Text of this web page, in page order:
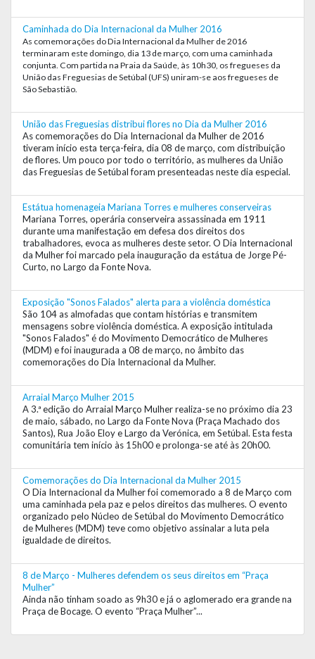
Caminhada do Dia Internacional da Mulher 2016
As comemorações do Dia Internacional da Mulher de 2016
terminaram este domingo, dia 13 de março, com uma caminhada
conjunta. Com partida na Praia da Saúde, às 10h30, os fregueses da
União das Freguesias de Setúbal (UFS) uniram-se aos fregueses de
São Sebastião.
União das Freguesias distribui flores no Dia da Mulher 2016
As comemorações do Dia Internacional da Mulher de 2016
tiveram início esta terça-feira, dia 08 de março, com distribuição
de flores. Um pouco por todo o território, as mulheres da União
das Freguesias de Setúbal foram presenteadas neste dia especial.
Estátua homenageia Mariana Torres e mulheres conserveiras
Mariana Torres, operária conserveira assassinada em 1911
durante uma manifestação em defesa dos direitos dos
trabalhadores, evoca as mulheres deste setor. O Dia Internacional
da Mulher foi marcado pela inauguração da estátua de Jorge Pé-
Curto, no Largo da Fonte Nova.
Exposição "Sonos Falados" alerta para a violência doméstica
São 104 as almofadas que contam histórias e transmitem
mensagens sobre violência doméstica. A exposição intitulada
"Sonos Falados" é do Movimento Democrático de Mulheres
(MDM) e foi inaugurada a 08 de março, no âmbito das
comemorações do Dia Internacional da Mulher.
Arraial Março Mulher 2015
A 3.ª edição do Arraial Março Mulher realiza-se no próximo dia 23
de maio, sábado, no Largo da Fonte Nova (Praça Machado dos
Santos), Rua João Eloy e Largo da Verónica, em Setúbal. Esta festa
comunitária tem início às 15h00 e prolonga-se até às 20h00.
Comemorações do Dia Internacional da Mulher 2015
O Dia Internacional da Mulher foi comemorado a 8 de Março com
uma caminhada pela paz e pelos direitos das mulheres. O evento
organizado pelo Núcleo de Setúbal do Movimento Democrático
de Mulheres (MDM) teve como objetivo assinalar a luta pela
igualdade de direitos.
8 de Março - Mulheres defendem os seus direitos em “Praça
Mulher”
Ainda não tinham soado as 9h30 e já o aglomerado era grande na
Praça de Bocage. O evento “Praça Mulher”...